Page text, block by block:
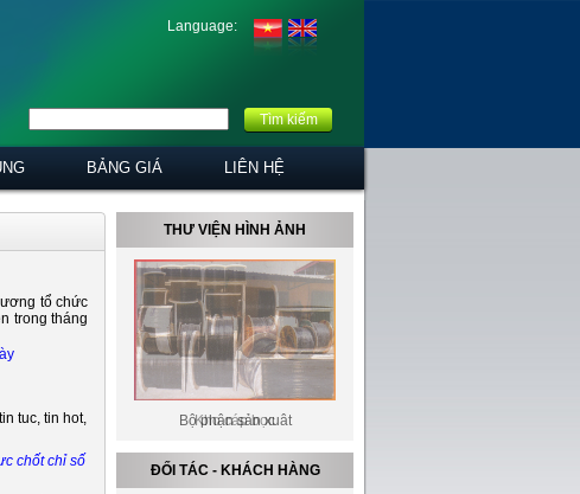
Language:
Tìm kiếm
BẢNG GIÁ LIÊN HỆ
tổ chức
trong tháng
chốt chỉ số
THƯ VIỆN HÌNH ẢNH
Bộ phận sản xuât
Kho cáp bọc
ĐỐI TÁC - KHÁCH HÀNG